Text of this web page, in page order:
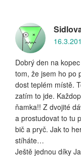
Dobrý den na
tom, že jsem ho po
dost teplém místě.
zatím to jde.
ňamka!! Z dvojité
a prostudovat to tu
bič a pryč. Jak to
stíháte…
Ještě jednou díky